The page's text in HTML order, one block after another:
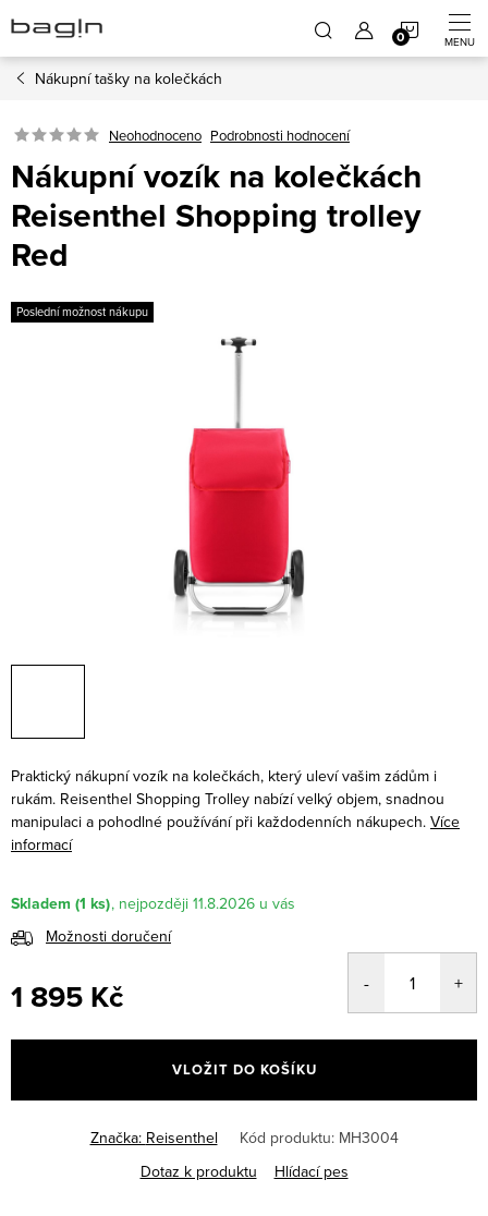
na
obsah
Nákupní tašky na kolečkách
Neohodnoceno Podrobnosti hodnocení
Nákupní vozík na kolečkách
Reisenthel Shopping trolley
Red
Poslední možnost nákupu
Praktický nákupní vozík na kolečkách, který uleví vašim zádům i
rukám. Reisenthel Shopping Trolley nabízí velký objem, snadnou
manipulaci a pohodlné používání při každodenních nákupech. Více
informací
Skladem (1 ks)
11.8.2026
Možnosti doručení
1 895 Kč
cena:
VLOŽIT DO KOŠÍKU
Značka: Reisenthel Kód produktu: MH3004
Dotaz k produktu
Hlídací pes